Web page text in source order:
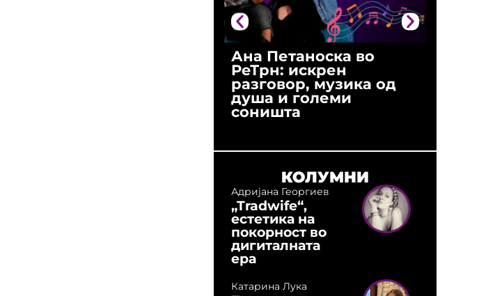
Ана Петаноска во
РеТрн: искрен
разговор, музика од
душа и големи
соништа
КОЛУМНИ
Адријана Георгиев
„Tradwife“,
естетика на
покорност во
дигиталната
ера
Катарина Лука